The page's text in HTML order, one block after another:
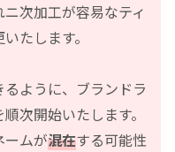
次加工が容易なティ
たします。
ように、ブランドラ
次開始いたします。
ームが混在する可能性